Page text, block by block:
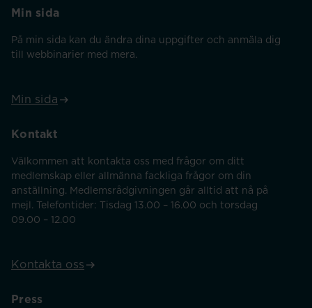
Min sida
På min sida kan du ändra dina uppgifter och anmäla dig
till webbinarier med mera.
Min sida
Kontakt
Välkommen att kontakta oss med frågor om ditt
medlemskap eller allmänna fackliga frågor om din
anställning. Medlemsrådgivningen går alltid att nå på
mejl. Telefontider: Tisdag 13.00 – 16.00 och torsdag
09.00 – 12.00
Kontakta oss
Press